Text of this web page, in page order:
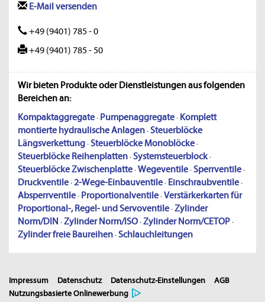
E-Mail versenden
+49 (9401) 785 - 0
+49 (9401) 785 - 50
Wir bieten Produkte oder Dienstleistungen aus folgenden
Bereichen an:
Kompaktaggregate· Pumpenaggregate· Komplett
montierte hydraulische Anlagen·Steuerblöcke
Längsverkettung·Steuerblöcke Monoblöcke·
Steuerblöcke Reihenplatten·Systemsteuerblock·
Steuerblöcke Zwischenplatte·Wegeventile·Sperrventile·
Druckventile·2-Wege-Einbauventile· Einschraubventile·
Absperrventile· Proportionalventile·Verstärkerkarten für
Proportional-, Regel- und Servoventile·Zylinder
Norm/DIN ·Zylinder Norm/ISO·Zylinder Norm/CETOP·
Zylinder freie Baureihen·Schlauchleitungen
Impressum Datenschutz Datenschutz-Einstellungen
AGB
Nutzungsbasierte Onlinewerbung